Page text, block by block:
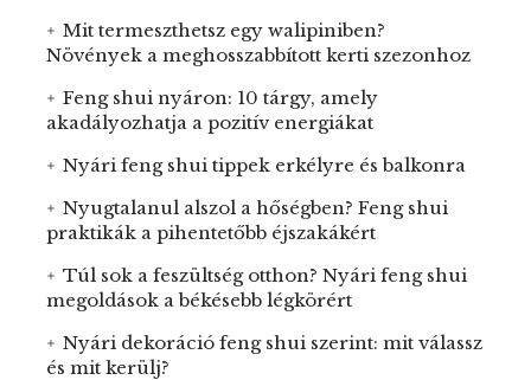
Mit termeszthetsz egy walipiniben?
Növények a meghosszabbított kerti szezonhoz
Feng shui nyáron: 10 tárgy, amely
akadályozhatja a pozitív energiákat
Nyári feng shui tippek erkélyre és balkonra
Nyugtalanul alszol a hőségben? Feng shui
praktikák a pihentetőbb éjszakákért
Túl sok a feszültség otthon? Nyári feng shui
megoldások a békésebb légkörért
Nyári dekoráció feng shui szerint: mit válassz
és mit kerülj?